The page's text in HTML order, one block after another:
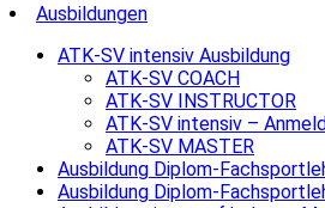
Ausbildungen
ATK-SV intensiv Ausbildung
ATK-SV COACH
ATK-SV INSTRUCTOR
ATK-SV intensiv –
ATK-SV MASTER
Ausbildung Diplom-
Ausbildung Diplom-